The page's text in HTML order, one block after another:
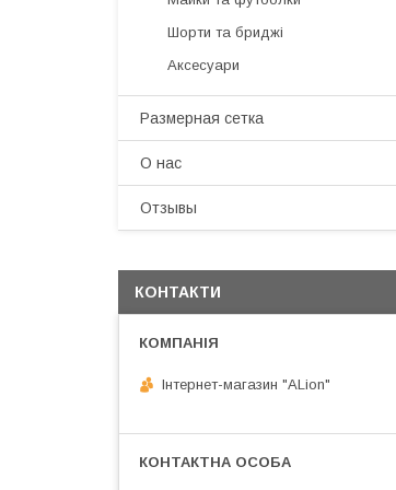
Шорти та бриджі
Аксесуари
Размерная сетка
О нас
Отзывы
КОНТАКТИ
Інтернет-магазин "ALіon"